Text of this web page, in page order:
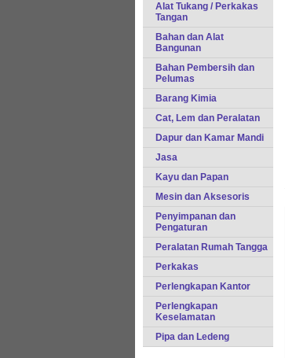
Alat Tukang / Perkakas
Tangan
Bahan dan Alat
Bangunan
Bahan Pembersih dan
Pelumas
Barang Kimia
Cat, Lem dan Peralatan
Dapur dan Kamar Mandi
Jasa
Kayu dan Papan
Mesin dan Aksesoris
Penyimpanan dan
Pengaturan
Peralatan Rumah Tangga
Perkakas
Perlengkapan Kantor
Perlengkapan
Keselamatan
Pipa dan Ledeng